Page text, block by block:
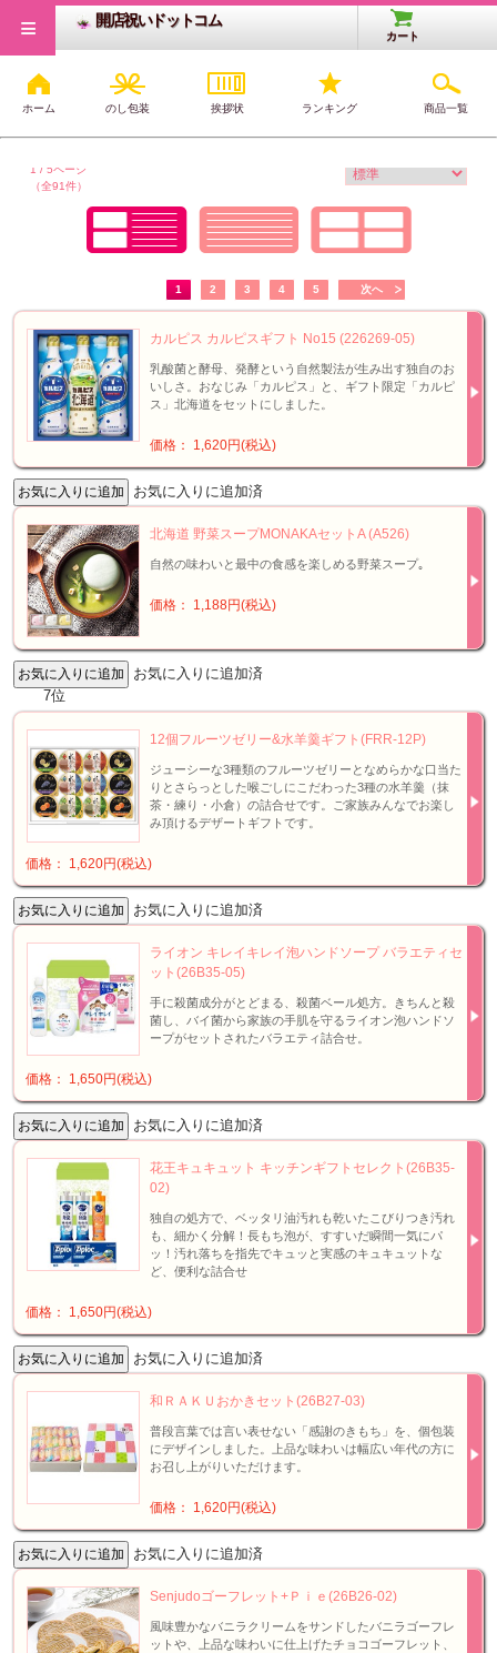
開店祝いドットコム
カート
ホーム のし包装 挨拶状 ランキング 商品一覧
≡
1 / 5ページ
（全91件）
1 2 3 4 5 次へ
カルピス カルピスギフト No15 (226269-05)
乳酸菌と酵母、発酵という自然製法が生み出す独自のお
いしさ。おなじみ「カルピス」と、ギフト限定「カルピ
ス」北海道をセットにしました。
価格： 1,620円(税込)
お気に入りに追加済
北海道 野菜スープMONAKAセットA (A526)
自然の味わいと最中の食感を楽しめる野菜スープ｡
価格： 1,188円(税込)
お気に入りに追加済
7位
12個フルーツゼリー&水羊羹ギフト(FRR-12P)
ジューシーな3種類のフルーツゼリーとなめらかな口当た
りとさらっとした喉ごしにこだわった3種の水羊羹（抹
茶・練り・小倉）の詰合せです。ご家族みんなでお楽し
み頂けるデザートギフトです。
価格： 1,620円(税込)
お気に入りに追加済
ライオン キレイキレイ泡ハンドソープ バラエティセ
ット(26B35-05)
手に殺菌成分がとどまる、殺菌ベール処方。きちんと殺
菌し、バイ菌から家族の手肌を守るライオン泡ハンドソ
ープがセットされたバラエティ詰合せ。
価格： 1,650円(税込)
お気に入りに追加済
花王キュキュット キッチンギフトセレクト(26B35-
02)
独自の処方で、ベッタリ油汚れも乾いたこびりつき汚れ
も、細かく分解！長もち泡が、すすいだ瞬間一気にパ
ッ！汚れ落ちを指先でキュッと実感のキュキュットな
ど、便利な詰合せ
価格： 1,650円(税込)
お気に入りに追加済
和ＲＡＫＵおかきセット(26B27-03)
普段言葉では言い表せない「感謝のきもち」を、個包装
にデザインしました。上品な味わいは幅広い年代の方に
お召し上がりいただけます。
価格： 1,620円(税込)
お気に入りに追加済
Senjudoゴーフレット+Ｐｉｅ(26B26-02)
風味豊かなバニラクリームをサンドしたバニラゴーフレ
ットや、上品な味わいに仕上げたチョコゴーフレット、